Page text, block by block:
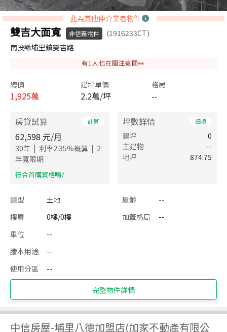
此為其他仲介業者物件
雙吉大面寬 非信義物件
(1916233CT)
南投縣埔里鎮雙吉路
有1 人也在關注這間👀
總價
1,925萬
建坪單價
2.2萬/坪
格局
--
房貸試算 計算
62,598 元/月
30年 | 利率2.35%概算 | 2
年寬限期
​符合首購資格嗎?
坪數詳情 細項
建坪
0
主建物
--
地坪
874.75
類型 土地 屋齡
--
樓層
0樓/0樓 加蓋格局
--
車位
--
謄本用途
--
使用分區
--
完整物件詳情
中信房屋-埔里八德加盟店(加家不動產有限公